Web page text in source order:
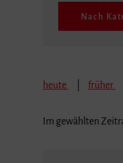
Nach
heute früher
Im gewählten